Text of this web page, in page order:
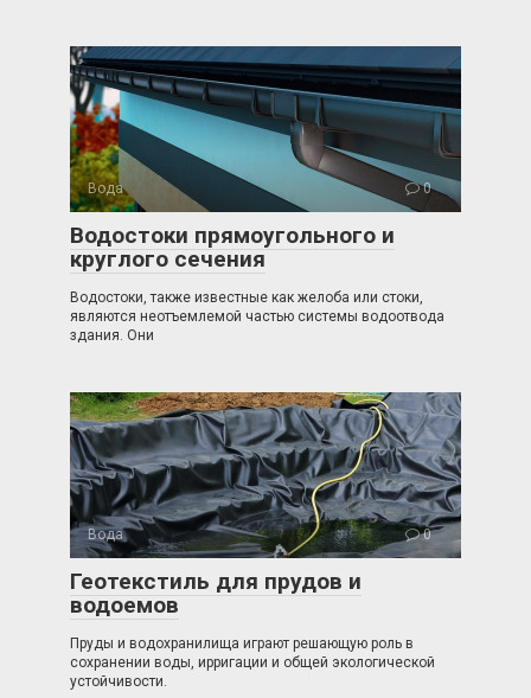
Вода 0
Водостоки прямоугольного и
круглого сечения
Водостоки, также известные как желоба или стоки,
являются неотъемлемой частью системы водоотвода
здания. Они
Вода 0
Геотекстиль для прудов и
водоемов
Пруды и водохранилища играют решающую роль в
сохранении воды, ирригации и общей экологической
устойчивости.